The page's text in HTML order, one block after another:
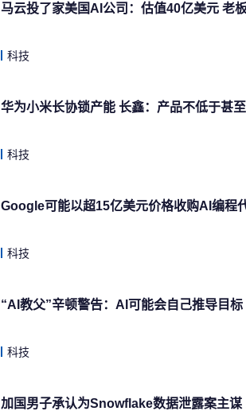
马云投了家美国AI公司：估值40亿美元 老
科技
华为小米长协锁产能 长鑫：产品不低于甚
科技
Google可能以超15亿美元价格收购AI编程
科技
“AI教父”辛顿警告：AI可能会自己推导目标
科技
加国男子承认为Snowflake数据泄露案主谋